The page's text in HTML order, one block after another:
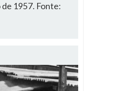
1957. Fonte: